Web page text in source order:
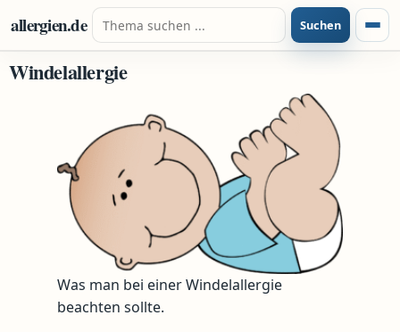
Zum Inhalt springen
allergien.de Suche nach: Suchen
Windelallergie
Was man bei einer Windelallergie
beachten sollte.